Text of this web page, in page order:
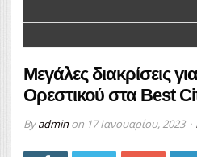
Μεγάλες διακρίσεις
Ορεστικού στα Best
Byadminon 17 Ιανουαρίου, 2023